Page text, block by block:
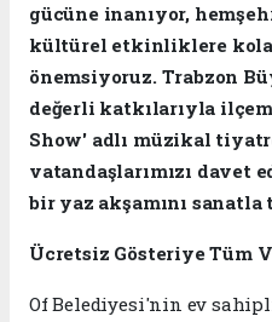
gücüne inanıyor,
kültürel etkinliklere
önemsiyoruz. Trabzon
değerli katkılarıyla
Show' adlı müzikal
vatandaşlarımızı davet
bir yaz akşamını sanatla
Ücretsiz Gösteriye Tüm
Of Belediyesi'nin ev